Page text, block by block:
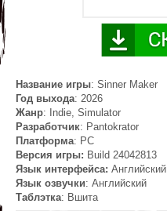
Название игры: Sinner Maker
Год выхода: 2026
Жанр: Indie, Simulator
Разработчик: Pantokrator
Платформа: PC
Версия игры: Build 24042813
Язык интерфейса: Английский
Язык озвучки: Английский
Таблэтка: Вшита